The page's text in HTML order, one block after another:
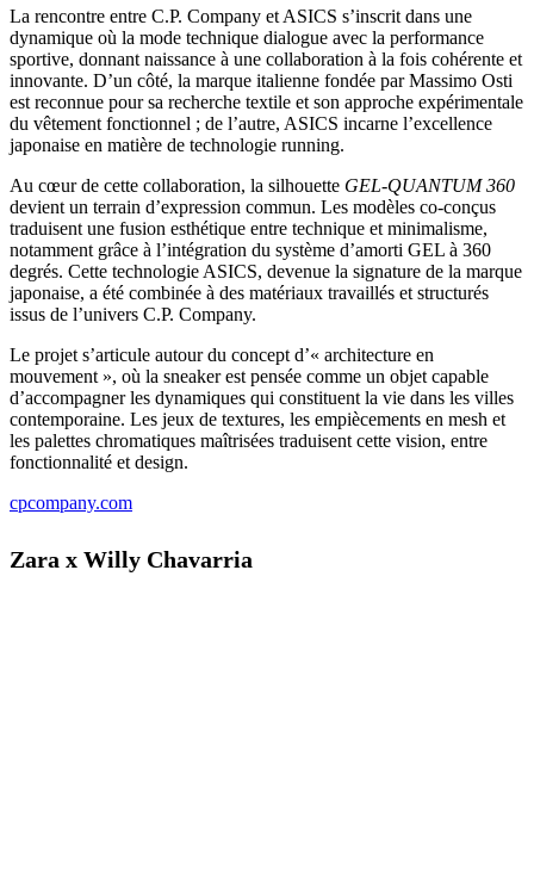
La rencontre entre C.P. Company et ASICS s’inscrit dans une
dynamique où la mode technique dialogue avec la performance
sportive, donnant naissance à une collaboration à la fois cohérente et
innovante. D’un côté, la marque italienne fondée par Massimo Osti
est reconnue pour sa recherche textile et son approche expérimentale
du vêtement fonctionnel ; de l’autre, ASICS incarne l’excellence
japonaise en matière de technologie running.
Au cœur de cette collaboration, la silhouette GEL-QUANTUM 360
devient un terrain d’expression commun. Les modèles co-conçus
traduisent une fusion esthétique entre technique et minimalisme,
notamment grâce à l’intégration du système d’amorti GEL à 360
degrés. Cette technologie ASICS, devenue la signature de la marque
japonaise, a été combinée à des matériaux travaillés et structurés
issus de l’univers C.P. Company.
Le projet s’articule autour du concept d’« architecture en
mouvement », où la sneaker est pensée comme un objet capable
d’accompagner les dynamiques qui constituent la vie dans les villes
contemporaine. Les jeux de textures, les empiècements en mesh et
les palettes chromatiques maîtrisées traduisent cette vision, entre
fonctionnalité et design.
cpcompany.com
Zara x Willy Chavarria